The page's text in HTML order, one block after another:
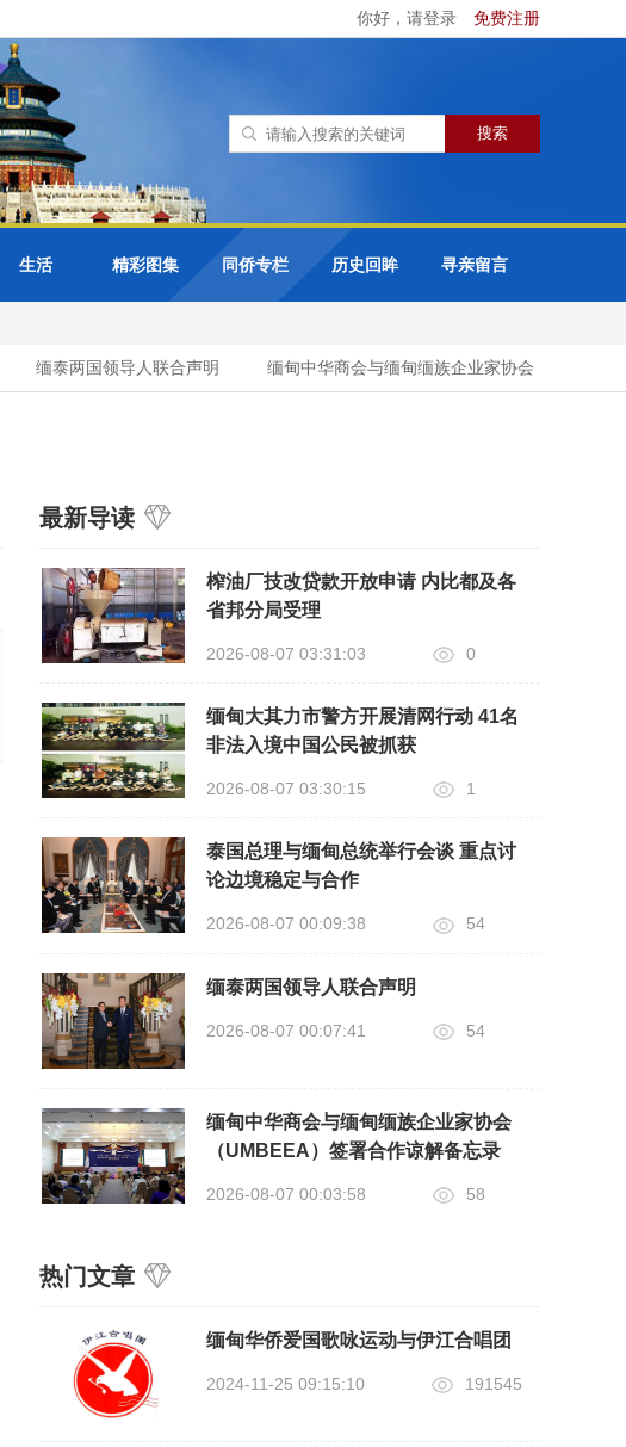
你好，请登录 免费注册
生活 精彩图集 同侨专栏 历史回眸 寻亲留言
缅泰两国领导人联合声明 缅甸中华商会与缅甸缅族企业家协会（UMBEEA）
最新导读
榨油厂技改贷款开放申请 内比都及各
省邦分局受理
2026-08-07 03:31:03 0
缅甸大其力市警方开展清网行动 41名
非法入境中国公民被抓获
2026-08-07 03:30:15 1
泰国总理与缅甸总统举行会谈 重点讨
论边境稳定与合作
2026-08-07 00:09:38 54
缅泰两国领导人联合声明
2026-08-07 00:07:41 54
缅甸中华商会与缅甸缅族企业家协会
（UMBEEA）签署合作谅解备忘录
2026-08-07 00:03:58 58
热门文章
缅甸华侨爱国歌咏运动与伊江合唱团
2024-11-25 09:15:10 191545